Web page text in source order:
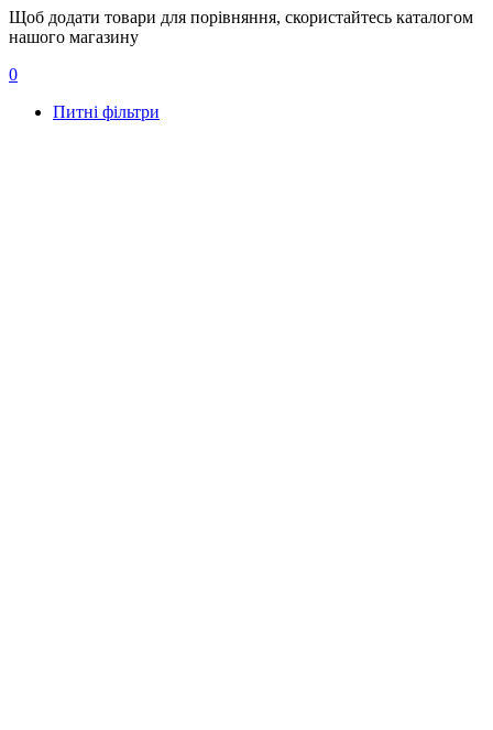
Щоб додати товари для порівняння, скористайтесь каталогом
нашого магазину
0
Питні фільтри